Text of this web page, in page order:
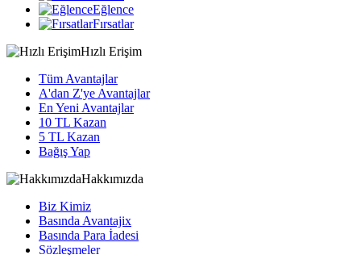
Eğlence
Fırsatlar
Hızlı Erişim
Tüm Avantajlar
A'dan Z'ye Avantajlar
En Yeni Avantajlar
10 TL Kazan
5 TL Kazan
Bağış Yap
Hakkımızda
Biz Kimiz
Basında Avantajix
Basında Para İadesi
Sözleşmeler